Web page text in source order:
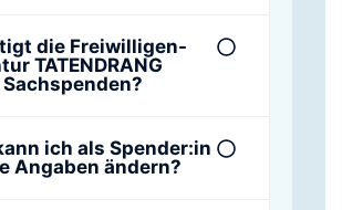
die Freiwilligen-
TATENDRANG
ich als Spender:in
Angaben ändern?